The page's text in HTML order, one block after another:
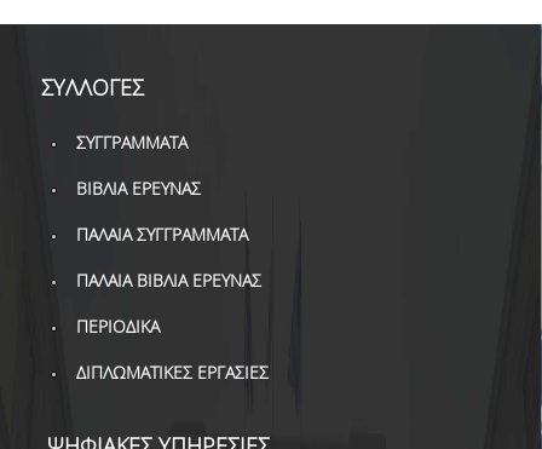
ΣΥΛΛΟΓΕΣ
ΣΥΓΓΡΑΜΜΑΤΑ
ΒΙΒΛΙΑ ΕΡΕΥΝΑΣ
ΠΑΛΑΙΑ ΣΥΓΓΡΑΜΜΑΤΑ
ΠΑΛΑΙΑ ΒΙΒΛΙΑ ΕΡΕΥΝΑΣ
ΠΕΡΙΟΔΙΚΑ
ΔΙΠΛΩΜΑΤΙΚΕΣ ΕΡΓΑΣΙΕΣ